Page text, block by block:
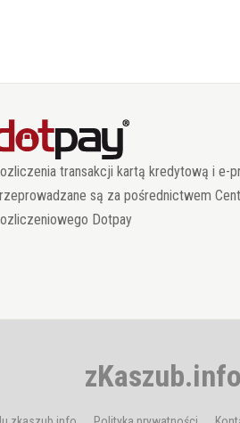
transakcji kartą kredytową i e-
są za pośrednictwem
Dotpay
zKaszub.info